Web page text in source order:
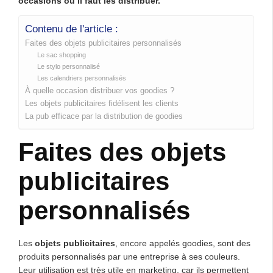
Contenu de l'article :
Faites des objets publicitaires personnalisés
Le sac shopping
Le stylo personnalisé
Les calendriers personnalisés
À quelle occasion distribuer vos goodies ?
Les objets publicitaires fidélisent les clients
La pub efficace par la distribution de goodies
Faites des objets
publicitaires
personnalisés
Les objets publicitaires , encore appelés goodies, sont des
produits personnalisés par une entreprise à ses couleurs.
Leur utilisation est très utile en marketing, car ils permettent